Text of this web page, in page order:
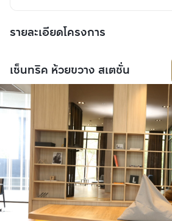
รายละเอียดโครงการ
เซ็นทริค ห้วยขวาง สเตชั่น